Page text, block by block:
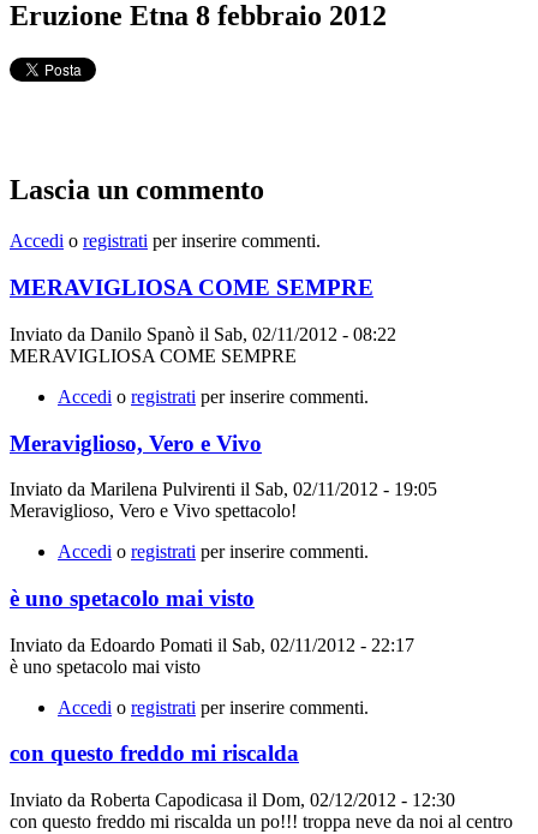
Eruzione Etna 8 febbraio 2012
Lascia un commento
Accedi o registrati per inserire commenti.
MERAVIGLIOSA COME SEMPRE
Inviato da Danilo Spanò il Sab, 02/11/2012 - 08:22
MERAVIGLIOSA COME SEMPRE
Accedi o registrati per inserire commenti.
Meraviglioso, Vero e Vivo
Inviato da Marilena Pulvirenti il Sab, 02/11/2012 - 19:05
Meraviglioso, Vero e Vivo spettacolo!
Accedi o registrati per inserire commenti.
è uno spetacolo mai visto
Inviato da Edoardo Pomati il Sab, 02/11/2012 - 22:17
è uno spetacolo mai visto
Accedi o registrati per inserire commenti.
con questo freddo mi riscalda
Inviato da Roberta Capodicasa il Dom, 02/12/2012 - 12:30
con questo freddo mi riscalda un po!!! troppa neve da noi al centro